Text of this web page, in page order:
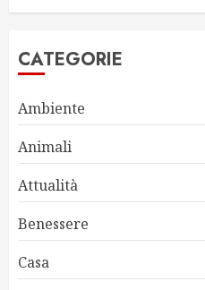
CATEGORIE
Ambiente
Animali
Attualità
Benessere
Casa